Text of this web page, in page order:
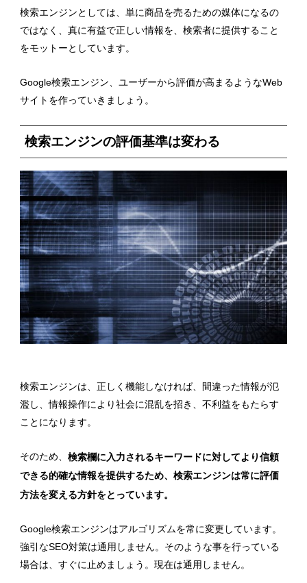
検索エンジンとしては、単に商品を売るための媒体になるの
ではなく、真に有益で正しい情報を、検索者に提供すること
をモットーとしています。
Google検索エンジン、ユーザーから評価が高まるようなWeb
サイトを作っていきましょう。
検索エンジンの評価基準は変わる
検索エンジンは、正しく機能しなければ、間違った情報が氾
濫し、情報操作により社会に混乱を招き、不利益をもたらす
ことになります。
そのため、 検索欄に入力されるキーワードに対してより信頼
できる的確な情報を提供するため、検索エンジンは常に評価
方法を変える方針をとっています。
Google検索エンジンはアルゴリズムを常に変更しています。
強引なSEO対策は通用しません。そのような事を行っている
場合は、すぐに止めましょう。現在は通用しません。